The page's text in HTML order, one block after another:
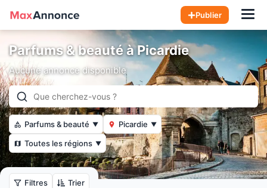
Publier
Parfums & beauté à Picardie
Aucune annonce disponible
Parfums & beauté ▼ Picardie ▼
Toutes les régions ▼
Filtres Trier